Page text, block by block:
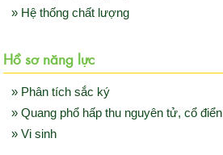
» Hệ thống chất lượng
Hồ sơ năng lực
» Phân tích sắc ký
» Quang phổ hấp thu nguyên tử, cổ điển
» Vi sinh